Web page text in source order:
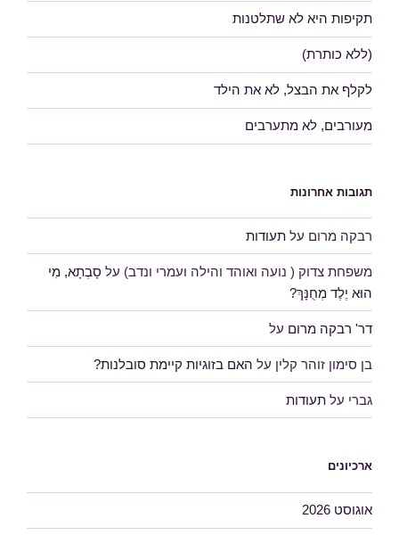
תקיפות היא לא שתלטנות
(ללא כותרת)
לקלף את הבצל, לא את הילד
מעורבים, לא מתערבים
תגובות אחרונות
רבקה מרום על תעודות
משפחת צדוק ( נועה ואוהד והילה ועמרי ונדב) על סָבְתָא, מִי
הוּא יֶלֶד מְחֻנָּךְ?
דר' רבקה מרום על
בן סימון זוהר קלין על האם בזוגיות קיימת סובלנות?
גברי על תעודות
ארכיונים
אוגוסט 2026